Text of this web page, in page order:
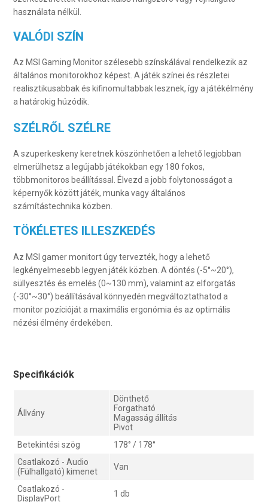
használata nélkül.
VALÓDI SZÍN
Az MSI Gaming Monitor szélesebb színskálával rendelkezik az
általános monitorokhoz képest. A játék színei és részletei
realisztikusabbak és kifinomultabbak lesznek, így a játékélmény
a határokig húzódik.
SZÉLRŐL SZÉLRE
A szuperkeskeny keretnek köszönhetően a lehető legjobban
elmerülhetsz a legújabb játékokban egy 180 fokos,
többmonitoros beállítással. Élvezd a jobb folytonosságot a
képernyők között játék, munka vagy általános
számítástechnika közben.
TÖKÉLETES ILLESZKEDÉS
Az MSI gamer monitort úgy tervezték, hogy a lehető
legkényelmesebb legyen játék közben. A döntés (-5°~20°),
süllyesztés és emelés (0~130 mm), valamint az elforgatás
(-30°~30°) beállításával könnyedén megváltoztathatod a
monitor pozícióját a maximális ergonómia és az optimális
nézési élmény érdekében.
Specifikációk
Állvány
Dönthető
Forgatható
Magasság állítás
Pivot
Betekintési szög
178° / 178°
Csatlakozó - Audio
(Fülhallgató) kimenet
Van
Csatlakozó -
DisplayPort
1 db